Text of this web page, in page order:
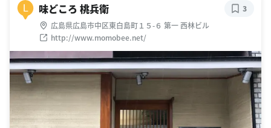
L 味どころ 桃兵衛
広島県広島市中区東白島町１５-６ 第一 西林ビル
http://www.momobee.net/
3